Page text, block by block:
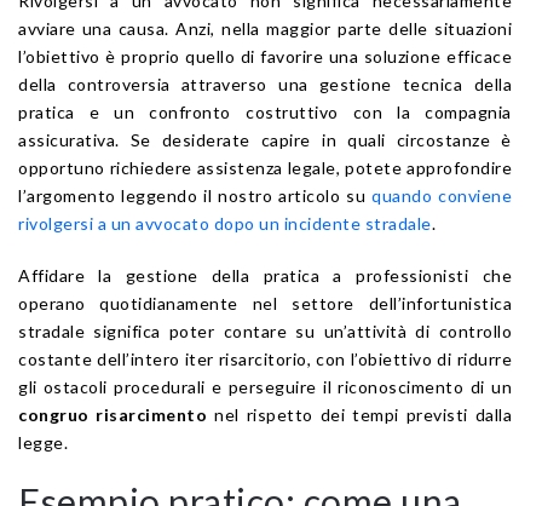
avviare una causa. Anzi, nella maggior parte delle situazioni
l’obiettivo è proprio quello di favorire una soluzione efficace
della controversia attraverso una gestione tecnica della
pratica e un confronto costruttivo con la compagnia
assicurativa. Se desiderate capire in quali circostanze è
opportuno richiedere assistenza legale, potete approfondire
l’argomento leggendo il nostro articolo suquando conviene
rivolgersi a un avvocato dopo un incidente stradale.
Affidare la gestione della pratica a professionisti che
operano quotidianamente nel settore dell’infortunistica
stradale significa poter contare su un’attività di controllo
costante dell’intero iter risarcitorio, con l’obiettivo di ridurre
gli ostacoli procedurali e perseguire il riconoscimento di un
congruo risarcimento nel rispetto dei tempi previsti dalla
legge.